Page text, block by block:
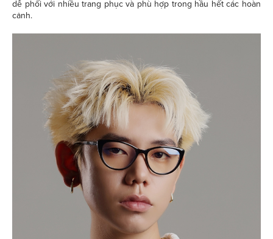
dễ phối với nhiều trang phục và phù hợp trong hầu hết các hoàn
cảnh.